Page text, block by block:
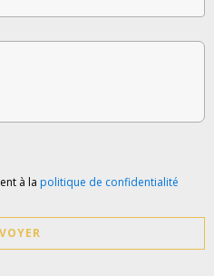
à la politique de confidentialité